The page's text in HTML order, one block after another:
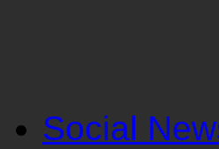
Social